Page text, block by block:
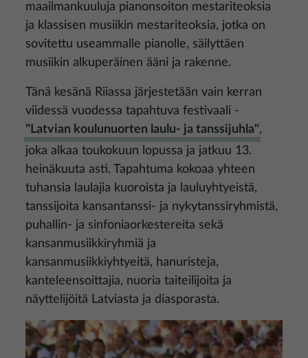
maailmankuuluja pianonsoiton mestariteoksia
ja klassisen musiikin mestariteoksia, jotka on
sovitettu useammalle pianolle, säilyttäen
musiikin alkuperäinen ääni ja rakenne.
Tänä kesänä Riiassa järjestetään vain kerran
viidessä vuodessa tapahtuva festivaali -
"Latvian koulunuorten laulu- ja tanssijuhla",
joka alkaa toukokuun lopussa ja jatkuu 13.
heinäkuuta asti. Tapahtuma kokoaa yhteen
tuhansia laulajia kuoroista ja lauluyhtyeistä,
tanssijoita kansantanssi- ja nykytanssiryhmistä,
puhallin- ja sinfoniaorkestereita sekä
kansanmusiikkiryhmiä ja
kansanmusiikkiyhtyeitä, hanuristeja,
kanteleensoittajia, nuoria taiteilijoita ja
näyttelijöitä Latviasta ja diasporasta.
Kuva